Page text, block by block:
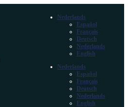
Nederlands
Español
Français
Deutsch
Nederlands
English
Nederlands
Español
Français
Deutsch
Nederlands
English